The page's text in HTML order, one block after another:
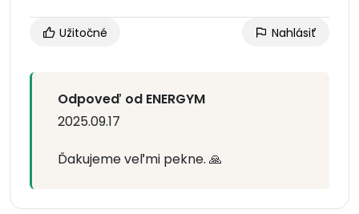
Užitočné Nahlásiť
Odpoveď od ENERGYM
2025.09.17
Ďakujeme veľmi pekne. 🙏